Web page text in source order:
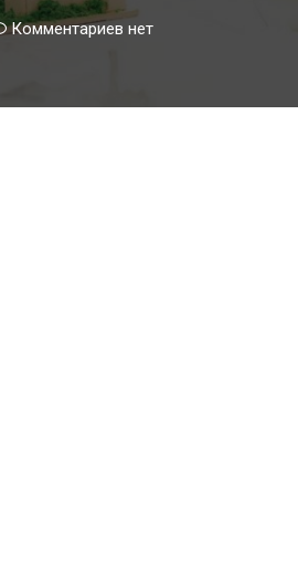
Комментариев кнет